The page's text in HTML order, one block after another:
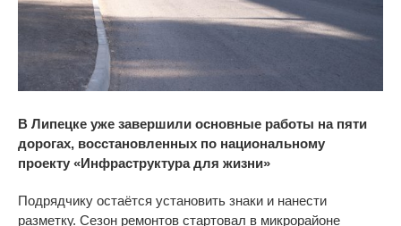
В Липецке уже завершили основные работы на пяти
дорогах, восстановленных по национальному
проекту «Инфраструктура для жизни»
Подрядчику остаётся установить знаки и нанести
разметку. Сезон ремонтов стартовал в микрорайоне